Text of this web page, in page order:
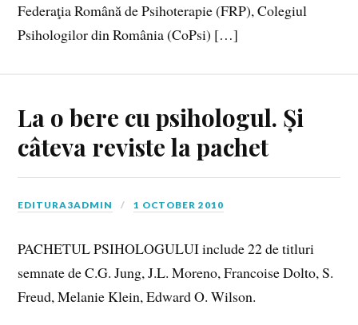
Federaţia Română de Psihoterapie (FRP), Colegiul
Psihologilor din România (CoPsi) […]
La o bere cu psihologul. Și
câteva reviste la pachet
EDITURA3ADMIN 1 OCTOBER 2010
PACHETUL PSIHOLOGULUI include 22 de titluri
semnate de C.G. Jung, J.L. Moreno, Francoise Dolto, S.
Freud, Melanie Klein, Edward O. Wilson.